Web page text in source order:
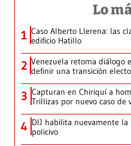
Lo
1 Caso Alberto Llerena: las
edificio Hatillo
2 Venezuela retoma diálogo
definir una transición
3 Capturan en Chiriquí a
Trillizas por nuevo caso de
4 DIJ habilita nuevamente
policivo